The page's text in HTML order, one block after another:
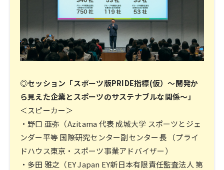
◎セッション「スポーツ版PRIDE指標(仮）〜開発か
ら見えた企業とスポーツのサステナブルな関係〜」
＜スピーカー＞
・野口 亜弥（Azitama 代表 成城大学 スポーツとジェ
ンダー平等 国際研究センター副センター長 （プライ
ドハウス東京・スポーツ事業アドバイザー）
・多田 雅之（EY Japan EY新日本有限責任監査法人 第